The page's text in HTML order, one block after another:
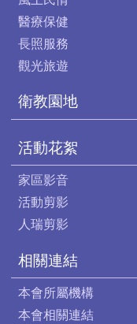
醫療保健
長照服務
觀光旅遊
衛教園地
活動花絮
家區影音
活動剪影
人瑞剪影
相關連結
本會所屬機構
本會相關連結